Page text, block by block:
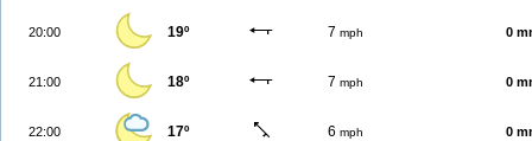
20:00 19º 7 mph 0
21:00 18º 7 mph 0
22:00 17º 6 mph 0